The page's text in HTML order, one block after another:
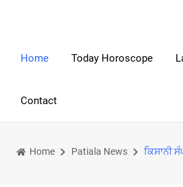
Home Today Horoscope
Contact
Home Patiala News ਕਿਸਾਨੀ